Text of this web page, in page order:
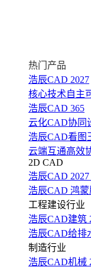
热门产品
浩辰CAD 2027
核心技术自主
浩辰CAD 365
云化CAD协同
浩辰CAD看图
云端互通高效
2D CAD
浩辰CAD 2027
浩辰CAD 鸿蒙
工程建设行业
浩辰CAD建筑
浩辰CAD给排
制造行业
浩辰CAD机械